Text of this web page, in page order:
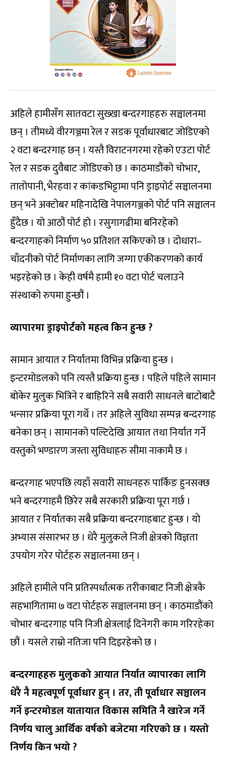
अहिले हामीसँग सातवटा सुख्खा बन्दरगाहहरु सञ्चालनमा
छन् । तीमध्ये वीरगञ्जमा रेल र सडक पूर्वाधारबाट जोडिएको
२ वटा बन्दरगाह छन् । यस्तै विराटनगरमा रहेको एउटा पोर्ट
रेल र सडक दुवैबाट जोडिएको छ । काठमाडौंको चोभार,
तातोपानी, भैरहवा र कांकडभिट्टामा पनि ड्राइपोर्ट सञ्चालनमा
छन् भने अक्टोबर महिनादेखि नेपालगञ्जको पोर्ट पनि सञ्चालन
हुँदैछ । यो आठौं पोर्ट हो । रसुगागढीमा बनिरहेको
बन्दरगाहको निर्माण ५० प्रतिशत सकिएको छ । दोधारा–
चाँदनीको पोर्ट निर्माणका लागि जग्गा एकीकरणको कार्य
भइरहेको छ । केही वर्षमै हामी १० वटा पोर्ट चलाउने
संस्थाको रुपमा हुन्छौं ।
व्यापारमा ड्राइपोर्टको महत्व किन हुन्छ ?
सामान आयात र निर्यातमा विभिन्न प्रक्रिया हुन्छ ।
इन्टरमोडलको पनि त्यस्तै प्रक्रिया हुन्छ । पहिले पहिले सामान
बोकेर मुलुक भित्रिने र बाहिरिने सबै सवारी साधनले बाटोबाटै
भन्सार प्रक्रिया पूरा गर्थे । तर अहिले सुविधा सम्पन्न बन्दरगाह
बनेका छन् । सामानको पल्टिदेखि आयात तथा निर्यात गर्ने
वस्तुको भण्डारण जस्ता सुविधाहरु सीमा नाकामै छ ।
बन्दरगाह भएपछि त्यहाँ सवारी साधनहरु पार्किङ हुनसक्छ
भने बन्दरगाहमै छिरेर सबै सरकारी प्रक्रिया पूरा गर्छ ।
आयात र निर्यातका सबै प्रक्रिया बन्दरगाहबाट हुन्छ । यो
अभ्यास संसारभर छ । धेरै मुलुकले निजी क्षेत्रको विज्ञता
उपयोग गरेर पोर्टहरु सञ्चालनमा छन् ।
अहिले हामीले पनि प्रतिस्पर्धात्मक तरीकाबाट निजी क्षेत्रकै
सहभागितामा ७ वटा पोर्टहरु सञ्चालनमा छन् । काठमाडौंको
चोभार बन्दरगाह पनि निजी क्षेत्रलाई दिनेगरी काम गरिरहेका
छौं । यसले राम्रो नतिजा पनि दिइरहेको छ ।
बन्दरगाहहरु मुलुकको आयात निर्यात व्यापारका लागि
धेरै नै महत्वपूर्ण पूर्वाधार हुन् । तर, ती पूर्वाधार सञ्चालन
गर्ने इन्टरमोडल यातायात विकास समिति नै खारेज गर्ने
निर्णय चालु आर्थिक वर्षको बजेटमा गरिएको छ । यस्तो
निर्णय किन भयो ?